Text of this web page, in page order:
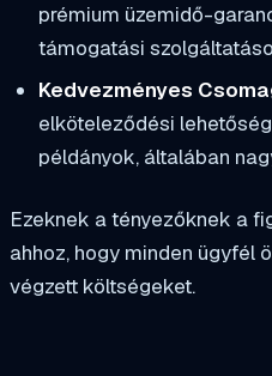
prémium üzemidő-
támogatási
Kedvezményes
elköteleződési
példányok, általában
Ezeknek a tényezőknek a
ahhoz, hogy minden ügyfél
végzett költségeket.